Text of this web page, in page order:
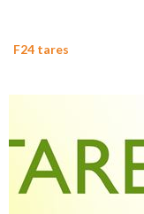
F24 tares